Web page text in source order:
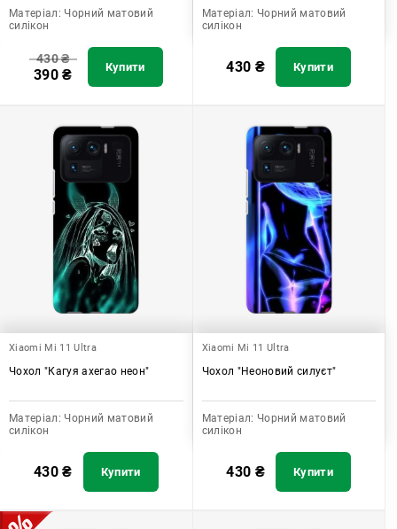
Матеріал: Чорний матовий
силікон
430₴
390₴ Купити
Матеріал: Чорний матовий
силікон
430 ₴ Купити
Xiaomi Mi 11 Ultra
Чохол "Кагуя ахегао неон"
Матеріал: Чорний матовий
силікон
430₴ Купити
Xiaomi Mi 11 Ultra
Чохол "Неоновий силуєт"
Матеріал: Чорний матовий
силікон
430 ₴ Купити